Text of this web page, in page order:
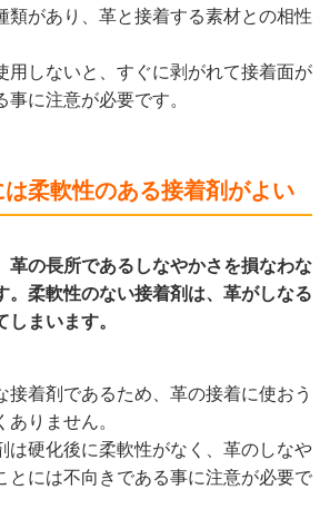
類があり、革と接着する素材との相性
用しないと、すぐに剥がれて接着面が
に注意が必要です。
柔軟性のある接着剤がよい
革の長所であるしなやかさを損なわな
。柔軟性のない接着剤は、革がしなる
まいます。
接着剤であるため、革の接着に使おう
りません。
は硬化後に柔軟性がなく、革のしなや
とには不向きである事に注意が必要で